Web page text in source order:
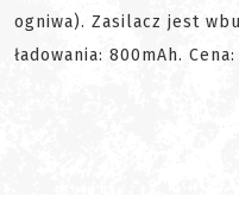
ogniwa). Zasilacz jest
ładowania: 800mAh. Cena: